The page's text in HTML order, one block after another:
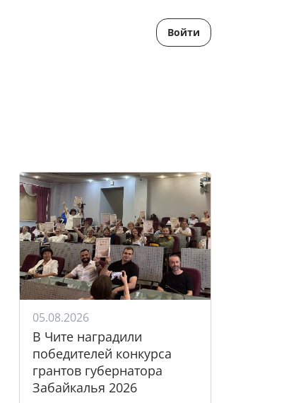
Войти
05.08.2026
В Чите наградили
победителей конкурса
грантов губернатора
Забайкалья 2026